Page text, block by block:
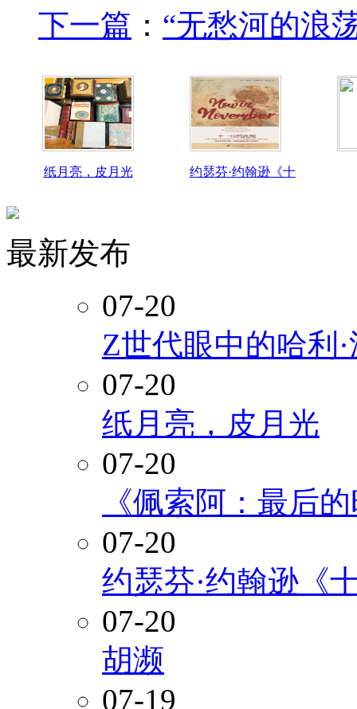
下一篇 ： “无愁河的浪
纸月亮，皮月光 约瑟芬·约翰逊《十
最新发布
07-20
Z世代眼中的哈利
07-20
纸月亮，皮月光
07-20
《佩索阿：最后
07-20
约瑟芬·约翰逊《
07-20
胡濒
07-19